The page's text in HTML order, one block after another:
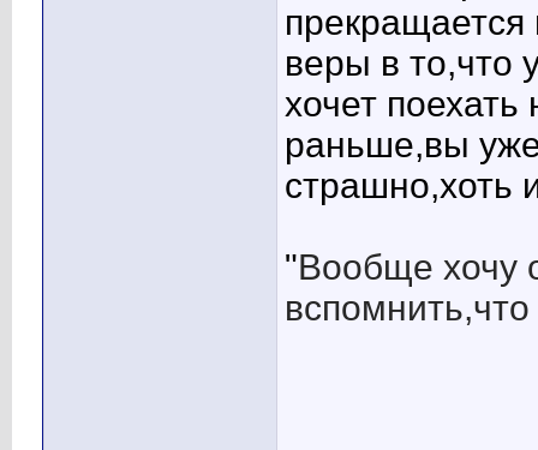
веры в то,что
хочет
раньше,вы
страшно,хоть
"Вообще хочу